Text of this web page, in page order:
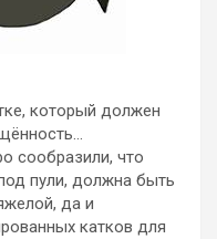
который должен
сообразили, что
пули, должна быть
да и
катков для